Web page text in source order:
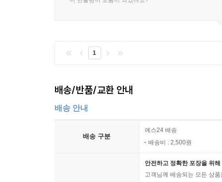
1
배송/반품/교환 안내
배송 안내
배송 구분
예스24 배송
배송비 : 2,500원
안전하고 정확한 포장을 위
고객님께 배송되는 모든 상